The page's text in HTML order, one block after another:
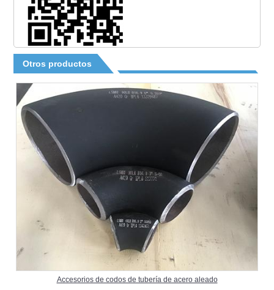
Otros productos
Accesorios de codos de tubería de acero aleado